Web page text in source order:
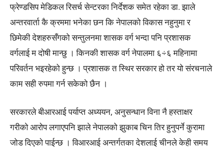
फ्रेण्डसिप मेडिकल रिसर्च सेन्टरका निर्देशक समेत रहेका डा. झाले
अन्तरवार्ता कै क्रममा भनेका छन कि नेपालको विकास नहुनुमा र
छिमेकी देशहरुसँगको सन्तुलनमा शासक वर्ग भन्दा पनि प्रशासक
वर्गलाई म दोषी मान्छु । किनकी शासक वर्ग नेपालमा ६÷६ महिनामा
परिवर्तन भइरहेको हुन्छ । प्रशासक त स्थिर सरकार हो तर यो संरचनाले
काम सही रुपमा गर्न सकेको छैन ।
सरकारले बीआरआई पर्याप्त अध्ययन, अनुसन्धान विना नै हस्ताक्षर
गरीको आरोप लगाएपनि झाले नेपालको झुकाब चिन तिर हुनुपर्ने कुरामा
जोड दिएको पाईन्छ । विआरआई अन्तर्गतका देशलाई चीनले केही समय